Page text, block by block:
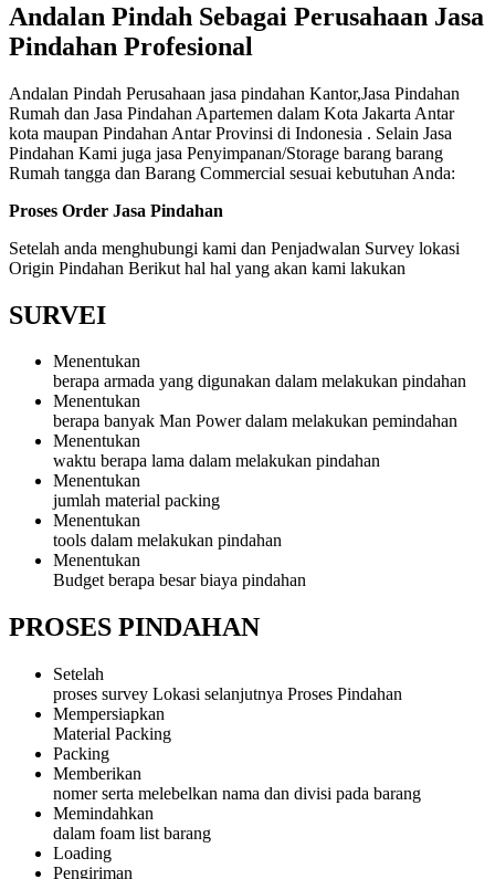
Andalan Pindah Sebagai Perusahaan Jasa
Pindahan Profesional
Andalan Pindah Perusahaan jasa pindahan Kantor,Jasa Pindahan
Rumah dan Jasa Pindahan Apartemen dalam Kota Jakarta Antar
kota maupan Pindahan Antar Provinsi di Indonesia . Selain Jasa
Pindahan Kami juga jasa Penyimpanan/Storage barang barang
Rumah tangga dan Barang Commercial sesuai kebutuhan Anda:
Proses Order Jasa Pindahan
Setelah anda menghubungi kami dan Penjadwalan Survey lokasi
Origin Pindahan Berikut hal hal yang akan kami lakukan
SURVEI
Menentukan
berapa armada yang digunakan dalam melakukan pindahan
Menentukan
berapa banyak Man Power dalam melakukan pemindahan
Menentukan
waktu berapa lama dalam melakukan pindahan
Menentukan
jumlah material packing
Menentukan
tools dalam melakukan pindahan
Menentukan
Budget berapa besar biaya pindahan
PROSES PINDAHAN
Setelah
proses survey Lokasi selanjutnya Proses Pindahan
Mempersiapkan
Material Packing
Packing
Memberikan
nomer serta melebelkan nama dan divisi pada barang
Memindahkan
dalam foam list barang
Loading
Pengiriman